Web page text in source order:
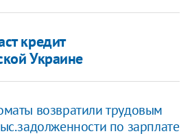
кредит
Украине
возвратили трудовым
по зарплате